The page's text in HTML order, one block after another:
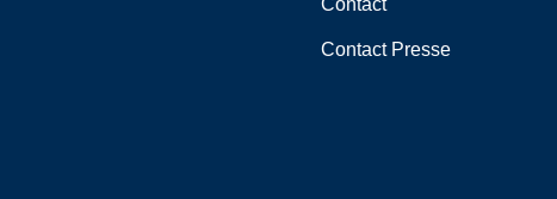
Contact Presse